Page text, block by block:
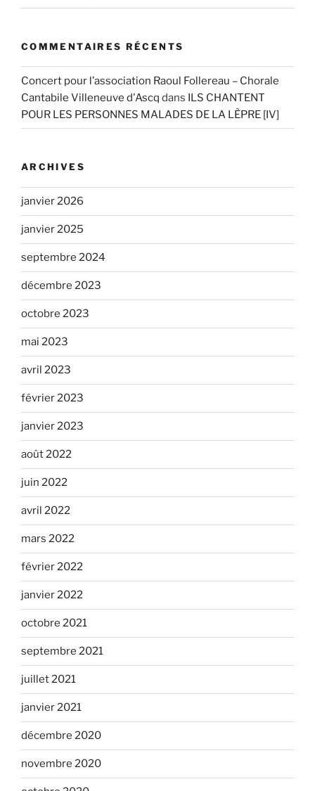
COMMENTAIRES RÉCENTS
Concert pour l’association Raoul Follereau – Chorale
Cantabile Villeneuve d'Ascq dans ILS CHANTENT
POUR LES PERSONNES MALADES DE LA LÈPRE [IV]
ARCHIVES
janvier 2026
janvier 2025
septembre 2024
décembre 2023
octobre 2023
mai 2023
avril 2023
février 2023
janvier 2023
août 2022
juin 2022
avril 2022
mars 2022
février 2022
janvier 2022
octobre 2021
septembre 2021
juillet 2021
janvier 2021
décembre 2020
novembre 2020